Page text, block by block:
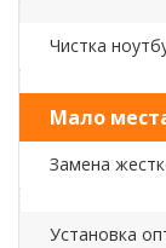
Чистка
Мало
Замена
Установка